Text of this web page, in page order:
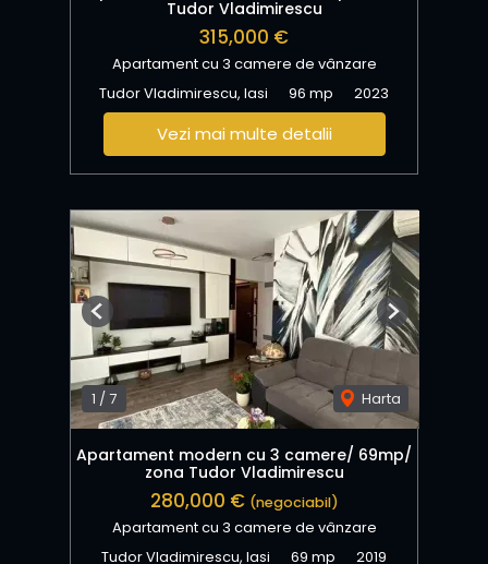
Tudor Vladimirescu
315,000 €
Apartament cu 3 camere de vânzare
Tudor Vladimirescu, Iasi
96 mp 2023
Vezi mai multe detalii
1 /7 Harta
Previous Next
Apartament modern cu 3 camere/ 69mp/
zona Tudor Vladimirescu
280,000 € (negociabil)
Apartament cu 3 camere de vânzare
Tudor Vladimirescu, Iasi
69 mp 2019